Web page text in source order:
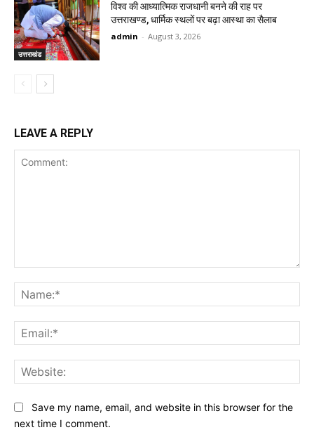
उत्तराखंड
विश्व की आध्यात्मिक राजधानी बनने की राह पर
उत्तराखण्ड, धार्मिक स्थलों पर बढ़ा आस्था का सैलाब
admin - August 3, 2026
LEAVE A REPLY
Save my name, email, and website in this browser for the
next time I comment.